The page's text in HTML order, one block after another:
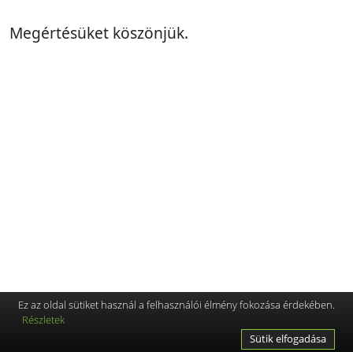
Megértésüket köszönjük.
Ez az oldal sütiket használ a felhasználói élmény fokozása érdekében.
Részletek
Sütik elfogadása